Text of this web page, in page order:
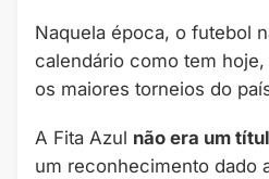
Naquela época, o futebol
calendário como tem
os maiores torneios do
A Fita Azul não era um
um reconhecimento dado